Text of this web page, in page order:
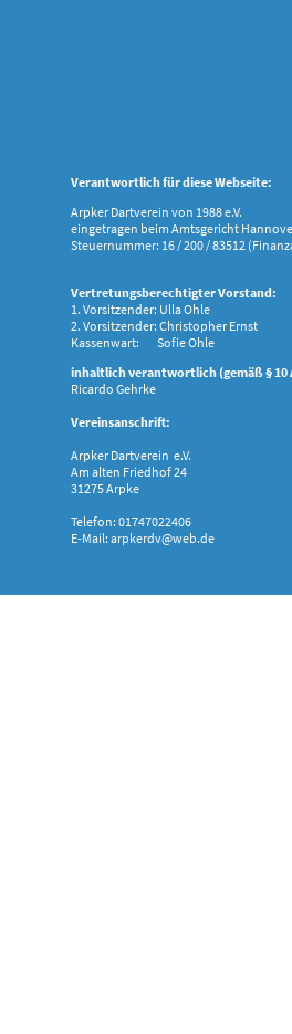
Verantwortlich für diese Webseite:
Arpker Dartverein von 1988 e.V.
eingetragen beim Amtsgericht
Steuernummer: 16 / 200 / 83512
Vertretungsberechtigter Vorstand:
1. Vorsitzender: Ulla Ohle
2. Vorsitzender: Christopher Ernst
Kassenwart: Sofie Ohle
inhaltlich verantwortlich (gemäß § 10
Ricardo Gehrke
Vereinsanschrift:
Arpker Dartverein e.V.
Am alten Friedhof 24
31275 Arpke
Telefon: 01747022406
E-Mail: arpkerdv@web.de